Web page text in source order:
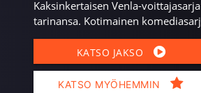
Kaksinkertaisen Venla-
tarinansa. Kotimainen
KATSO JAKSO
KATSO MYÖHEMMIN